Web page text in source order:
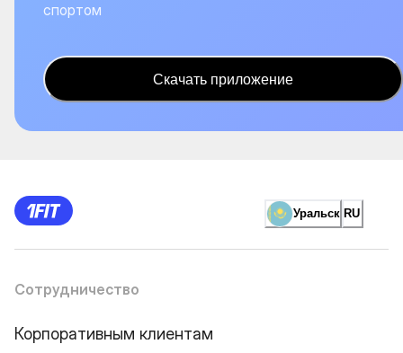
спортом
Скачать приложение
Уральск RU
Сотрудничество
Корпоративным клиентам